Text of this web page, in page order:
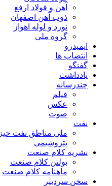
آهن و فولاد ارفع
ذوب آهن اصفهان
نورد و لوله اهواز
گروه ملی
ایمیدرو
انتصاب ها
گفتگو
یادداشت
چندرسانه
فیلم
عکس
صوت
نفت
ملی مناطق نفت خیز
پتروشیمی
نشریه کلام صنعت
بولتن کلام صنعت
ماهنامه کلام صنعت
سخن سردبیر